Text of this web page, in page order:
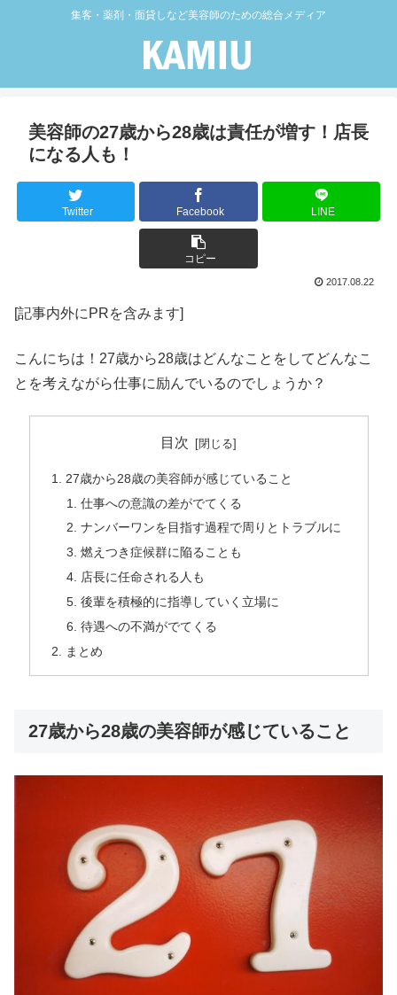
集客・薬剤・面貸しなど美容師のための総合メディア
美容師の27歳から28歳は責任が増す！店長
になる人も！
Twitter Facebook LINE
コピー
2017.08.22
[記事内外にPRを含みます]
こんにちは！27歳から28歳はどんなことをしてどんなこ
とを考えながら仕事に励んでいるのでしょうか？
目次
27歳から28歳の美容師が感じていること
仕事への意識の差がでてくる
ナンバーワンを目指す過程で周りとトラブルに
燃えつき症候群に陥ることも
店長に任命される人も
後輩を積極的に指導していく立場に
待遇への不満がでてくる
まとめ
27歳から28歳の美容師が感じていること